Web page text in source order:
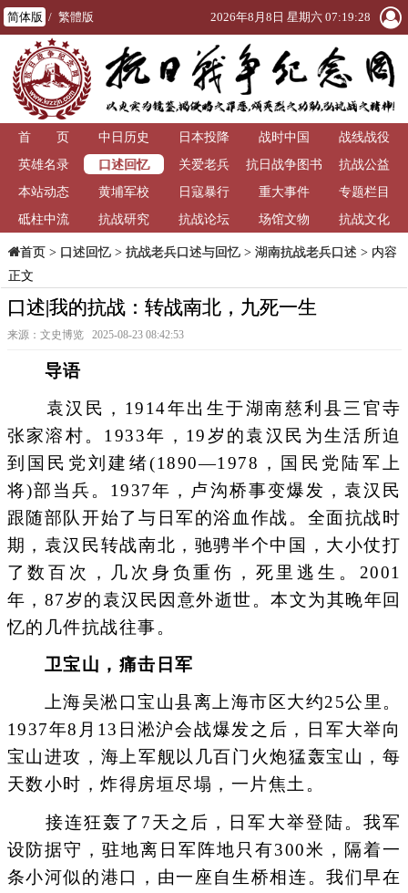
简体版 / 繁體版 2026年8月8日 星期六 07:19:29
首 页 中日历史 日本投降 战时中国
战线战役
英雄名录
口述回忆 关爱老兵
抗日战争图书
馆
抗战公益
本站动态
黄埔军校 日寇暴行 重大事件
专题栏目
砥柱中流
抗战研究 抗战论坛 场馆文物 抗战文化
首页> 口述回忆> 抗战老兵口述与回忆> 湖南抗战老兵口述 > 内容
正文
口述|我的抗战：转战南北，九死一生
来源：文史博览 2025-08-23 08:42:53
导语
袁汉民，1914年出生于湖南慈利县三官寺
张家溶村。1933年，19岁的袁汉民为生活所迫
到国民党刘建绪(1890—1978，国民党陆军上
将)部当兵。1937年，卢沟桥事变爆发，袁汉民
跟随部队开始了与日军的浴血作战。全面抗战时
期，袁汉民转战南北，驰骋半个中国，大小仗打
了数百次，几次身负重伤，死里逃生。2001
年，87岁的袁汉民因意外逝世。本文为其晚年回
忆的几件抗战往事。
卫宝山，痛击日军
上海吴淞口宝山县离上海市区大约25公里。
1937年8月13日淞沪会战爆发之后，日军大举向
宝山进攻，海上军舰以几百门火炮猛轰宝山，每
天数小时，炸得房垣尽塌，一片焦土。
接连狂轰了7天之后，日军大举登陆。我军
设防据守，驻地离日军阵地只有300米，隔着一
条小河似的港口，由一座自生桥相连。我们早在